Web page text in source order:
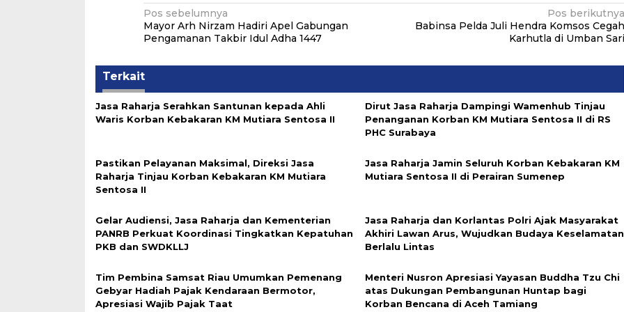
Navigasi
pos
Pos sebelumnya
Mayor Arh Nirzam Hadiri Apel Gabungan
Pengamanan Takbir Idul Adha 1447
Pos berikutnya
Babinsa Pelda Juli Hendra Komsos Cegah
Karhutla di Umban Sari
Terkait
Jasa Raharja Serahkan Santunan kepada Ahli
Waris Korban Kebakaran KM Mutiara Sentosa II
Dirut Jasa Raharja Dampingi Wamenhub Tinjau
Penanganan Korban KM Mutiara Sentosa II di RS
PHC Surabaya
Pastikan Pelayanan Maksimal, Direksi Jasa
Raharja Tinjau Korban Kebakaran KM Mutiara
Sentosa II
Jasa Raharja Jamin Seluruh Korban Kebakaran KM
Mutiara Sentosa II di Perairan Sumenep
Gelar Audiensi, Jasa Raharja dan Kementerian
PANRB Perkuat Koordinasi Tingkatkan Kepatuhan
PKB dan SWDKLLJ
Jasa Raharja dan Korlantas Polri Ajak Masyarakat
Akhiri Lawan Arus, Wujudkan Budaya Keselamatan
Berlalu Lintas
Tim Pembina Samsat Riau Umumkan Pemenang
Gebyar Hadiah Pajak Kendaraan Bermotor,
Apresiasi Wajib Pajak Taat
Menteri Nusron Apresiasi Yayasan Buddha Tzu Chi
atas Dukungan Pembangunan Huntap bagi
Korban Bencana di Aceh Tamiang